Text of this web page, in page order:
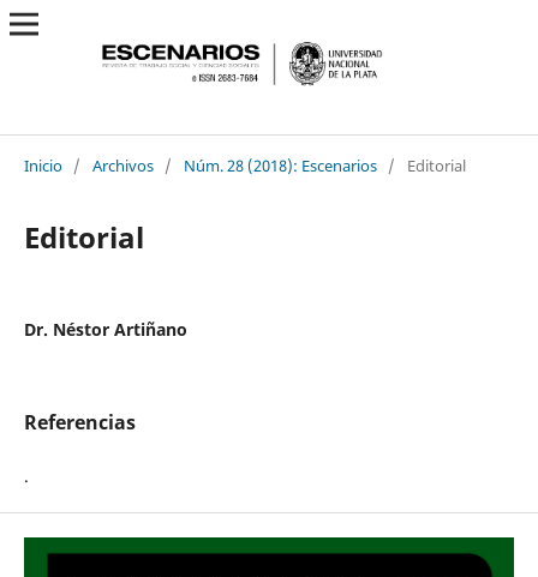
Inicio / Archivos / Núm. 28 (2018): Escenarios / Editorial
Editorial
Dr. Néstor Artiñano
Referencias
.